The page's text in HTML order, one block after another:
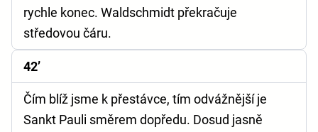
rychle konec. Waldschmidt překračuje
středovou čáru.
42’
Čím blíž jsme k přestávce, tím odvážnější je
Sankt Pauli směrem dopředu. Dosud jasně